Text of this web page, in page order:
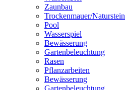
Zaunbau
Trockenmauer/Naturstein
Pool
Wasserspiel
Bewässerung
Gartenbeleuchtung
Rasen
Pflanzarbeiten
Bewässerung
Gartenbeleuchtung